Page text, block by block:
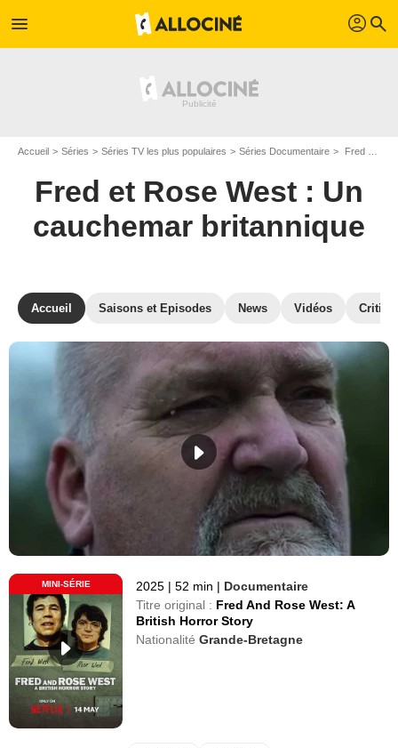
menu profil search
Accueil Séries Séries TV les plus populaires Séries Documentaire Fred et Rose West : Un cauchemar britannique
Fred et Rose West : Un
cauchemar britannique
Accueil Saisons et Episodes News Vidéos
MINI-SÉRIE 2025 | 52 min | Documentaire
Titre original : Fred And Rose West: A
British Horror Story
Nationalité Grande-Bretagne